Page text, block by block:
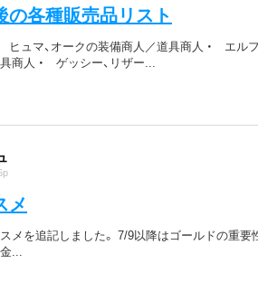
の各種販売品リスト
ュマ、オークの装備商人／道具商人 ・ エルフ
商人 ・ ゲッシー、リザー...
メ
メを追記しました。 7/9以降はゴールドの重要
...